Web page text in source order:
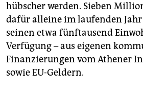
hübscher werden. Sieben
dafür alleine im laufenden
seinen etwa fünftausend
Verfügung – aus eigenen
Finanzierungen vom Athener
sowie EU-Geldern.